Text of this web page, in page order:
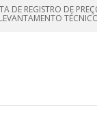
DE REGISTRO DE